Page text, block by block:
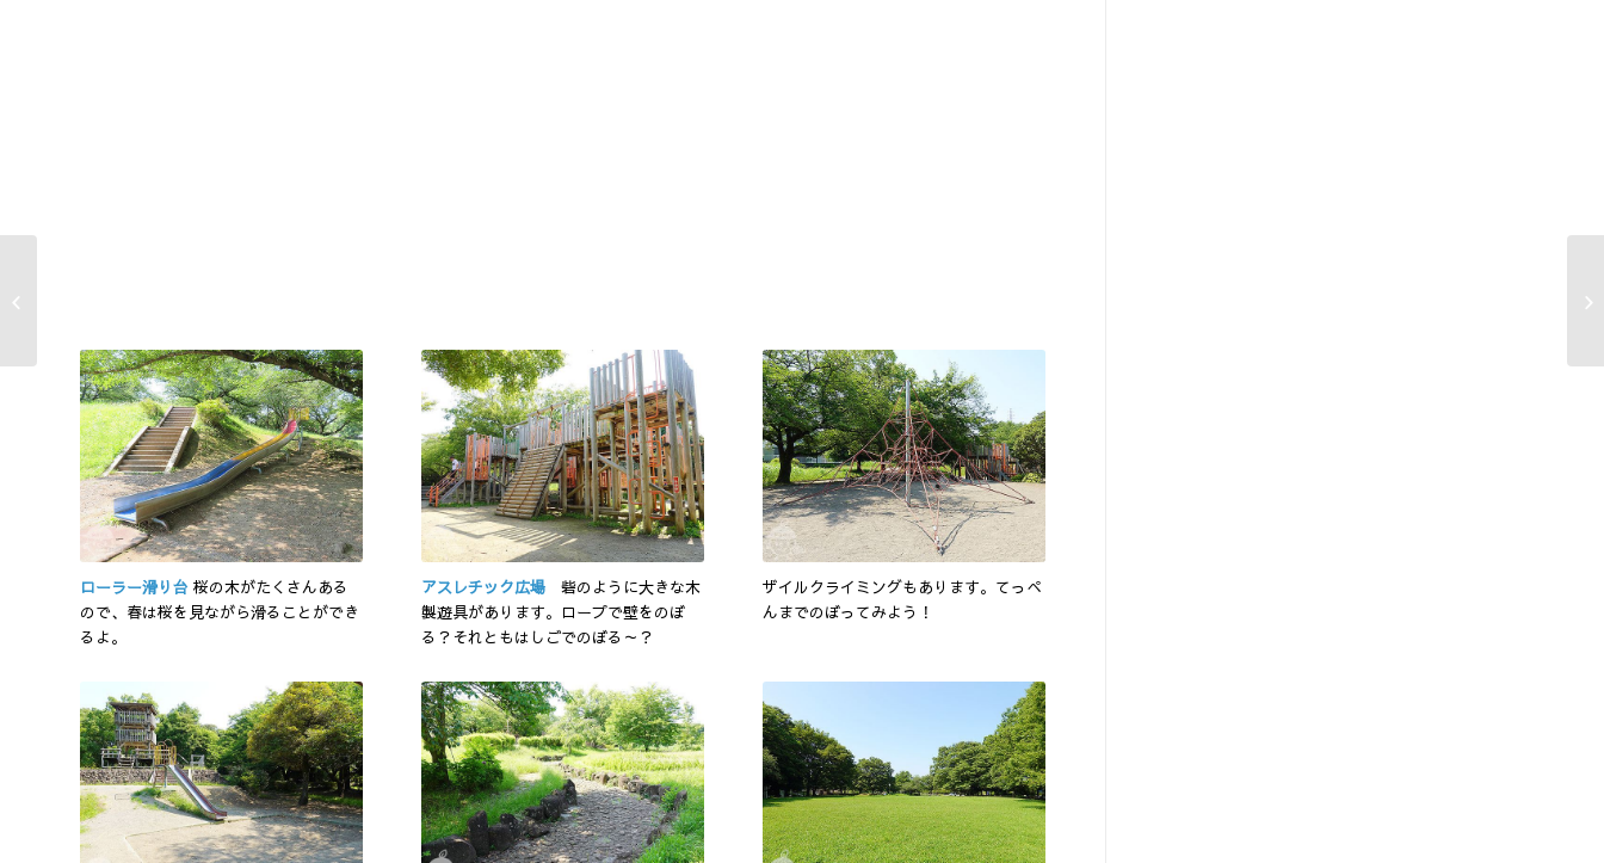
ローラー滑り台 桜の木がたくさんある
ので、春は桜を見ながら滑ることができ
るよ。
アスレチック広場砦のように大きな木
製遊具があります。ロープで壁をのぼ
る？それともはしごでのぼる～？
ザイルクライミングもあります。てっぺ
んまでのぼってみよう！